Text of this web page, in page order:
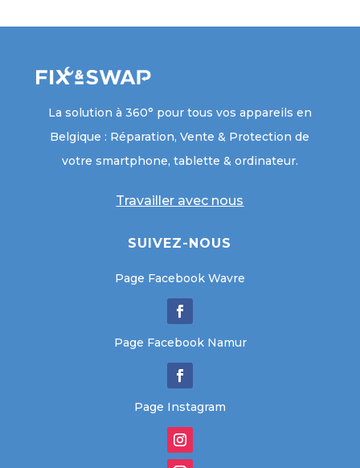
La solution à 360° pour tous vos appareils en
Belgique : Réparation, Vente & Protection de
votre smartphone, tablette & ordinateur.
Travailler avec nous
SUIVEZ-NOUS
Page Facebook Wavre
Page Facebook Namur
Page Instagram